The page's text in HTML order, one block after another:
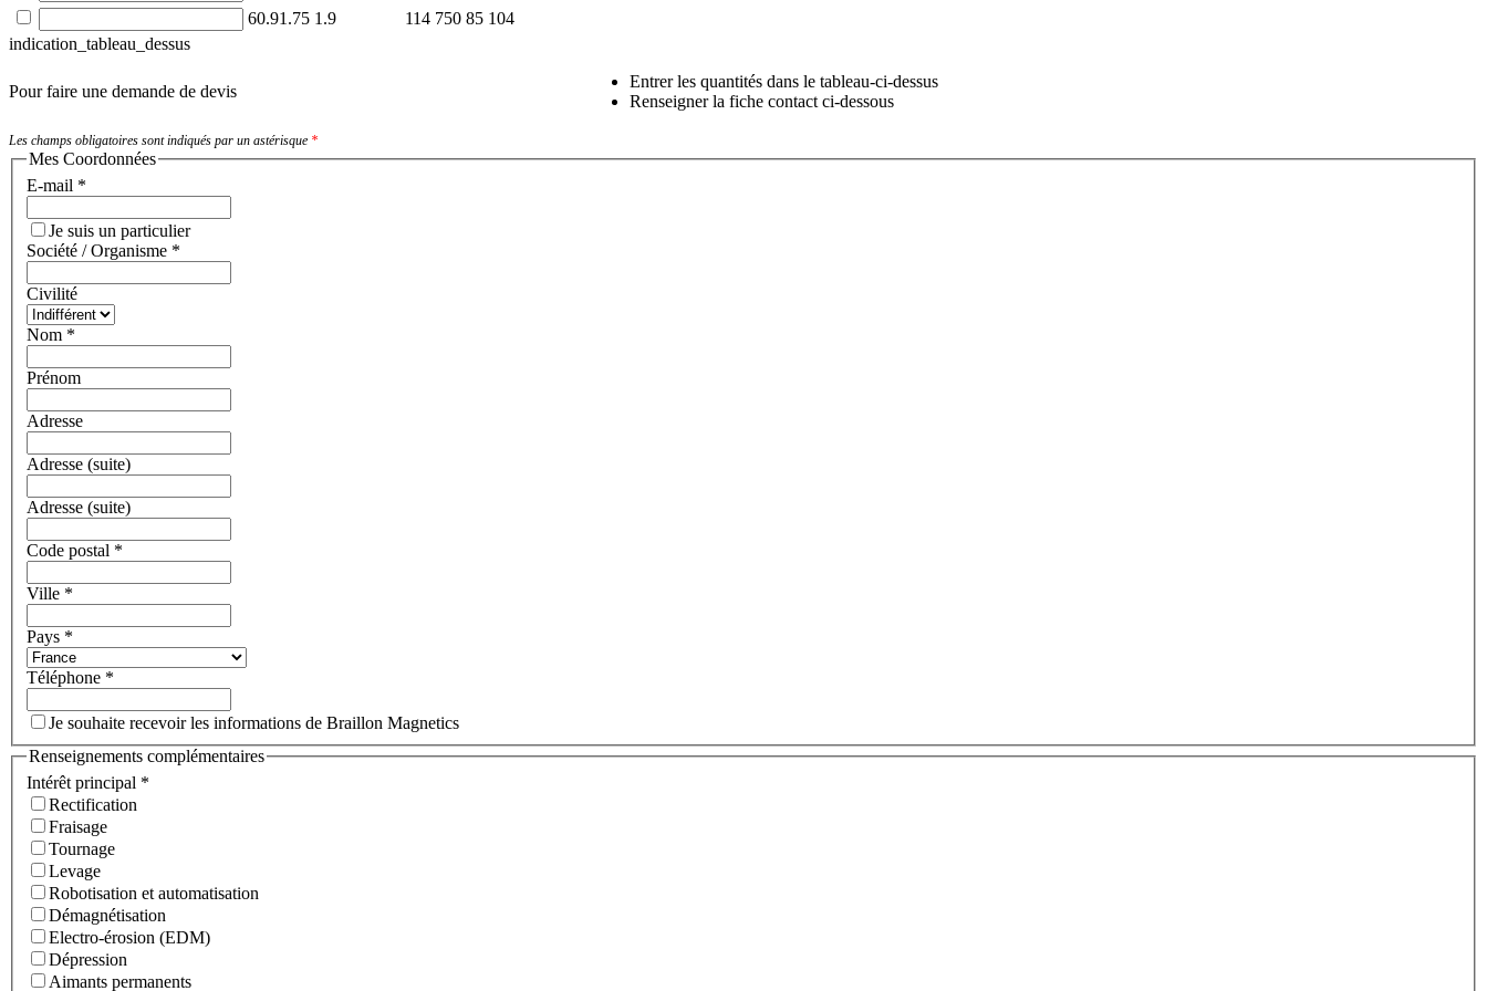
60.91.75 1.9 114 750 85 104
indication_tableau_dessus
Pour faire une demande de devis
Entrer les quantités dans le tableau-ci-dessus
Renseigner la fiche contact ci-dessous
Les champs obligatoires sont indiqués par un astérisque *
Mes Coordonnées
E-mail *
Je suis un particulier
Société / Organisme *
Civilité
Nom *
Prénom
Adresse
Adresse (suite)
Adresse (suite)
Code postal *
Ville *
Pays *
Téléphone *
Je souhaite recevoir les informations de Braillon Magnetics
Renseignements complémentaires
Intérêt principal *
Rectification
Fraisage
Tournage
Levage
Robotisation et automatisation
Démagnétisation
Electro-érosion (EDM)
Dépression
Aimants permanents